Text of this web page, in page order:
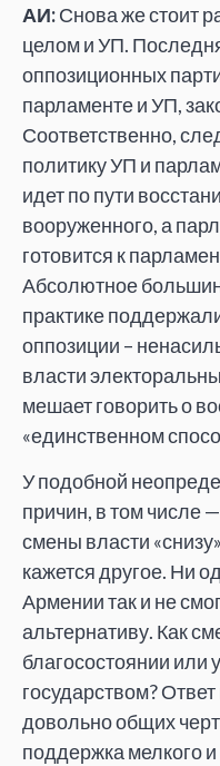
АИ:Снова же стоит
целом и УП.
оппозиционных
парламенте и УП,
Соответственно,
политику УП и
идет по пути
вооруженного, а
готовится к
Абсолютное
практике
оппозиции –
власти
мешает говорить о
«единственном
У подобной
причин, в том числе
смены власти
кажется другое. Ни
Армении так и не
альтернативу. Как
благосостоянии или
государством?
довольно общих
поддержка мелкого